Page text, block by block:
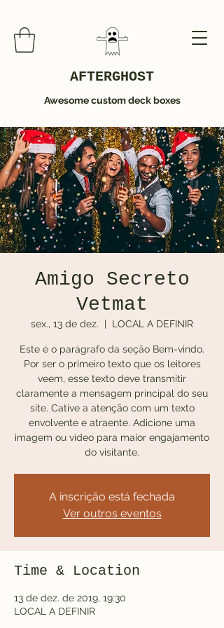
AFTERGHOST
Awesome custom deck boxes
Amigo Secreto
Vetmat
sex., 13 de dez.
  |
LOCAL A DEFINIR
Este é o parágrafo da seção Bem-vindo.
Por ser o primeiro texto que os leitores
veem, esse texto deve transmitir
claramente a mensagem principal do seu
site. Cative a atenção com um texto
envolvente e atraente. Adicione uma
imagem ou vídeo para maior engajamento
do visitante.
A inscrição está fechada
Ver outros eventos
Time & Location
13 de dez. de 2019, 19:30
LOCAL A DEFINIR